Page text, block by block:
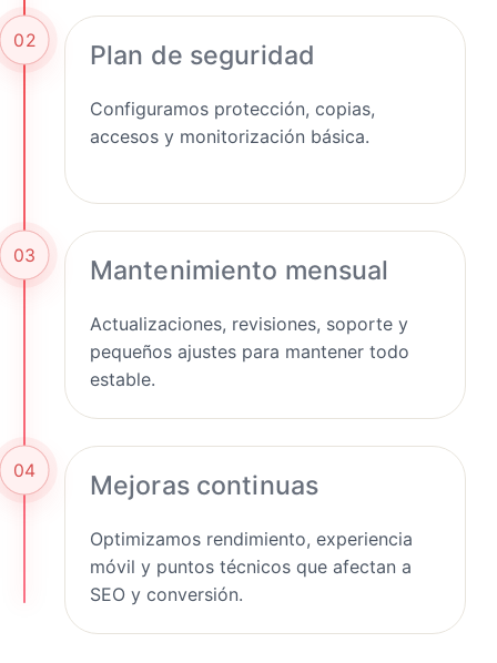
02 Plan de seguridad
Configuramos protección, copias,
accesos y monitorización básica.
03 Mantenimiento mensual
Actualizaciones, revisiones, soporte y
pequeños ajustes para mantener todo
estable.
04 Mejoras continuas
Optimizamos rendimiento, experiencia
móvil y puntos técnicos que afectan a
SEO y conversión.